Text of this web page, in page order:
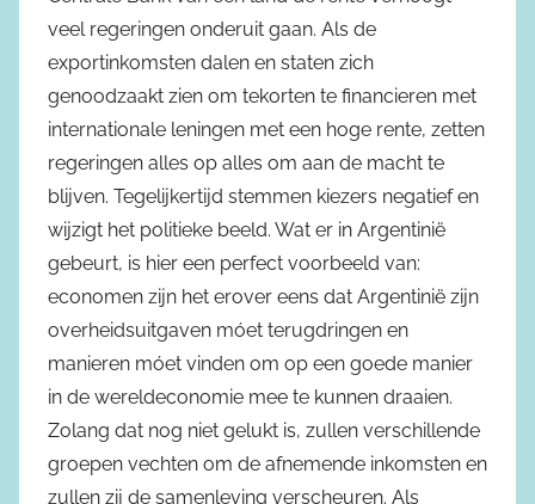
veel regeringen onderuit gaan. Als de
exportinkomsten dalen en staten zich
genoodzaakt zien om tekorten te financieren met
internationale leningen met een hoge rente, zetten
regeringen alles op alles om aan de macht te
blijven. Tegelijkertijd stemmen kiezers negatief en
wijzigt het politieke beeld. Wat er in Argentinië
gebeurt, is hier een perfect voorbeeld van:
economen zijn het erover eens dat Argentinië zijn
overheidsuitgaven móet terugdringen en
manieren móet vinden om op een goede manier
in de wereldeconomie mee te kunnen draaien.
Zolang dat nog niet gelukt is, zullen verschillende
groepen vechten om de afnemende inkomsten en
zullen zij de samenleving verscheuren. Als